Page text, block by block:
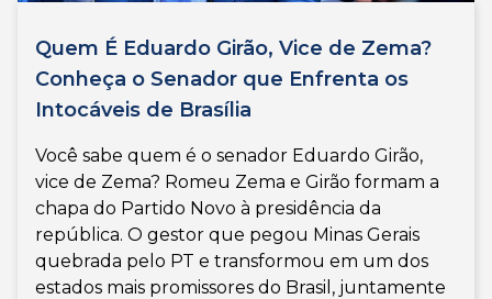
Quem É Eduardo Girão, Vice de Zema?
Conheça o Senador que Enfrenta os
Intocáveis de Brasília
Você sabe quem é o senador Eduardo Girão,
vice de Zema? Romeu Zema e Girão formam a
chapa do Partido Novo à presidência da
república. O gestor que pegou Minas Gerais
quebrada pelo PT e transformou em um dos
estados mais promissores do Brasil, juntamente